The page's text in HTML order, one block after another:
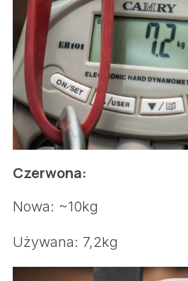
Czerwona:
Nowa: ~10kg
Używana: 7,2kg